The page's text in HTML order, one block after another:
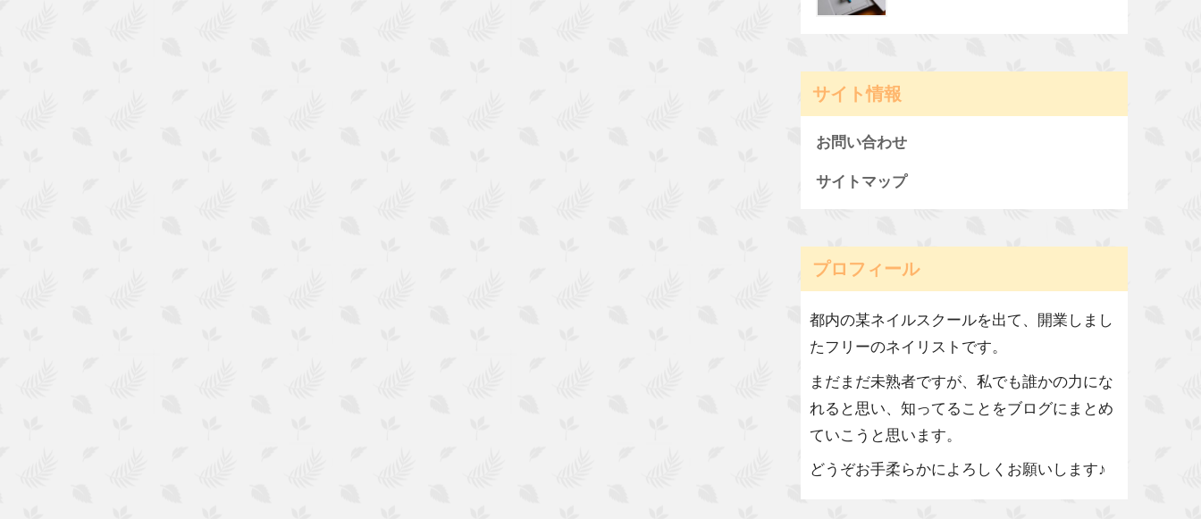
サイト情報
お問い合わせ
サイトマップ
プロフィール
都内の某ネイルスクールを出て、開業しまし
たフリーのネイリストです。
まだまだ未熟者ですが、私でも誰かの力にな
れると思い、知ってることをブログにまとめ
ていこうと思います。
どうぞお手柔らかによろしくお願いします♪